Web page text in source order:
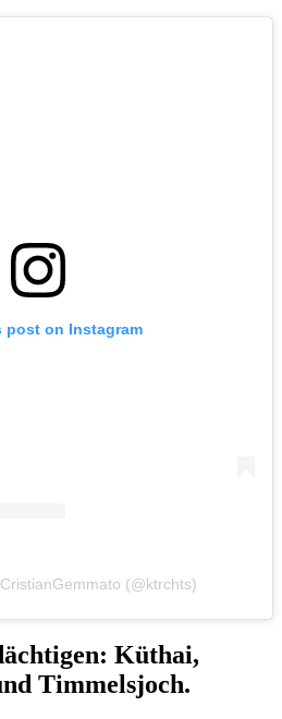
post on Instagram
(@ktrchts)
Küthai,
Timmelsjoch.